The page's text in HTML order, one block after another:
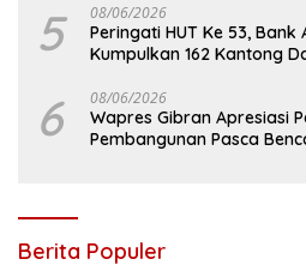
5 08/06/2026
Peringati HUT Ke 53, Bank
Kumpulkan 162 Kantong
6 08/06/2026
Wapres Gibran Apresiasi
Pembangunan Pasca
Berita Populer